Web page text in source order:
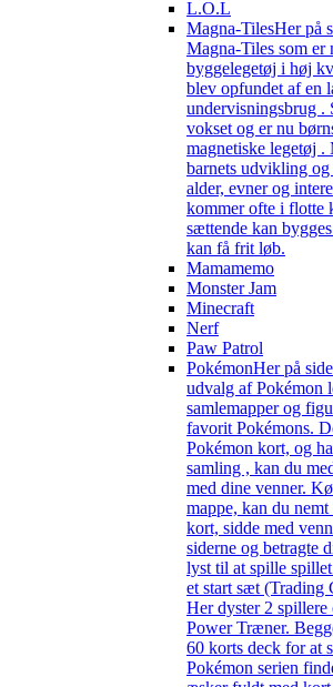
L.O.L
Magna-TilesHer på
Magna-Tiles som er
byggelegetøj i høj
blev opfundet af en
undervisningsbrug .
vokset og er nu
magnetiske legetøj .
barnets udvikling og
alder, evner og
kommer ofte i flotte
sættende kan
kan få frit løb.
Mamamemo
Monster Jam
Minecraft
Nerf
Paw Patrol
PokémonHer på
udvalg af Pokémon
samlemapper og
favorit Pokémons.
Pokémon kort, og
samling , kan du
med dine venner.
mappe, kan du
kort, sidde med
siderne og betragte
lyst til at spille
et start sæt (Trading
Her dyster 2 spillere
Power Træner.
60 korts deck for at
Pokémon serien